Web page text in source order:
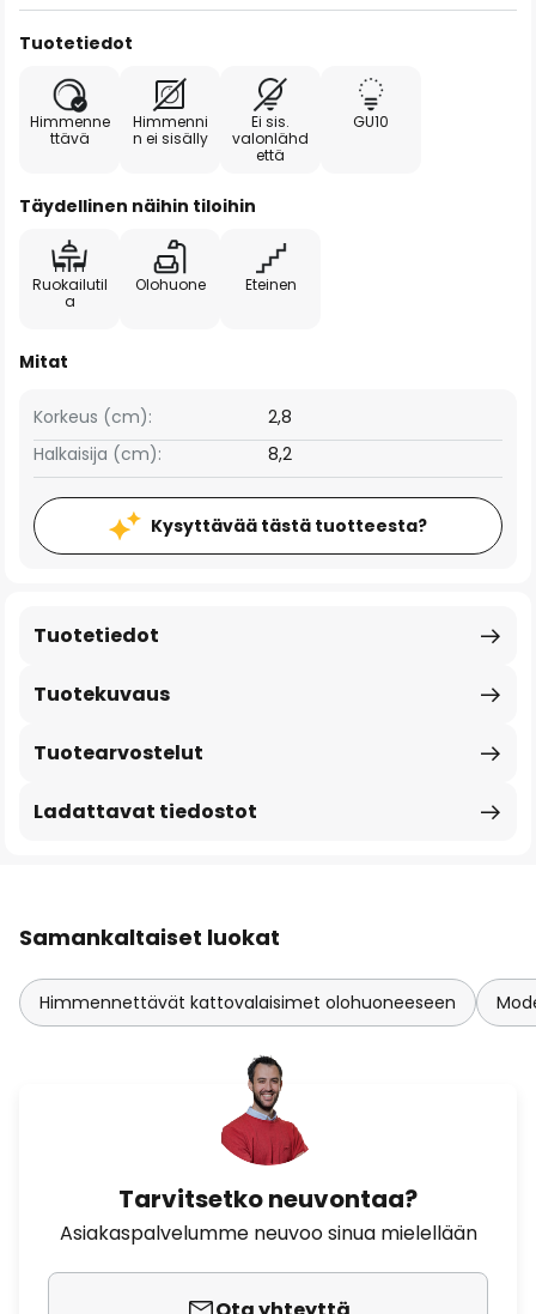
Tuotetiedot
Himmenne
ttävä
Himmenni
n ei sisälly
Ei sis.
valonlähd
että
GU10
Täydellinen näihin tiloihin
Ruokailutil
a
Olohuone Eteinen
Mitat
Korkeus (cm):
2,8
Halkaisija (cm):
8,2
Kysyttävää tästä tuotteesta?
Tuotekuvaus
Tuotetiedot
Tuotearvostelut
Ladattavat tiedostot
Samankaltaiset luokat
Himmennettävät kattovalaisimet olohuoneeseen
Tarvitsetko neuvontaa?
Asiakaspalvelumme neuvoo sinua mielellään